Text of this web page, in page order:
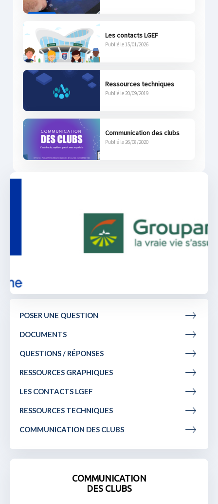
Les contacts LGEF
Publié le 15/01/2026
Ressources techniques
Publié le 20/09/2019
Communication des clubs
Publié le 26/08/2020
POSER UNE QUESTION
DOCUMENTS
QUESTIONS / RÉPONSES
RESSOURCES GRAPHIQUES
LES CONTACTS LGEF
RESSOURCES TECHNIQUES
COMMUNICATION DES CLUBS
COMMUNICATION
DES CLUBS